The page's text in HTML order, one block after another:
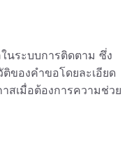
นระบบการติดตาม ซึ่ง
ของคำขอโดยละเอียด
สเมื่อต้องการความช่วย